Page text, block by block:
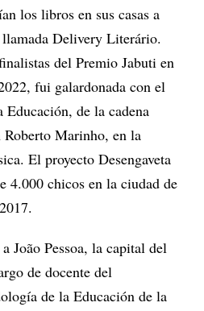
los libros en sus casas a
Delivery Literário.
del Premio Jabuti en
fui galardonada con el
de la cadena
Marinho, en la
El proyecto Desengaveta
4.000 chicos en la ciudad de
João Pessoa, la capital del
de docente del
de la Educación de la